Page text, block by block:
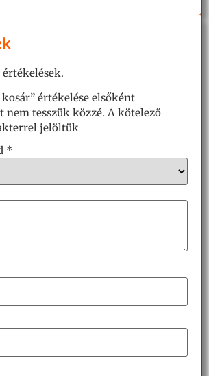
értékelése elsőként
nem tesszük közzé. A kötelező
jelöltük
*